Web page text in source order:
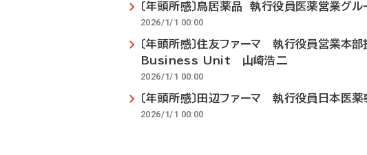
〔年頭所感〕鳥居薬品 執行役員医薬営業グ
2026/1/1 00:00
〔年頭所感〕住友ファーマ 執行役員営業
Business Unit 山崎浩二
2026/1/1 00:00
〔年頭所感〕田辺ファーマ 執行役員日本医
2026/1/1 00:00